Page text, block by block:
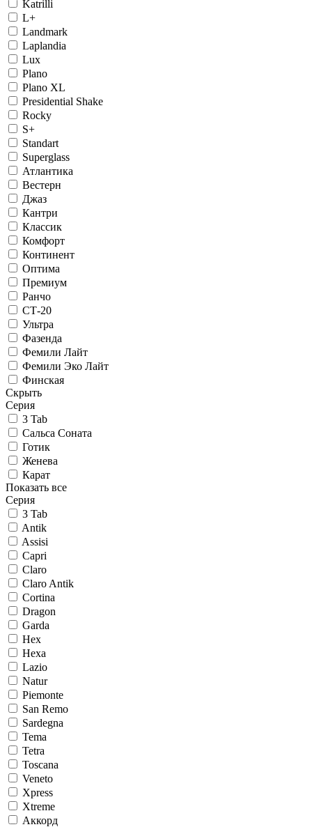
Katrilli
L+
Landmark
Laplandia
Lux
Plano
Plano XL
Presidential Shake
Rocky
S+
Standart
Superglass
Атлантика
Вестерн
Джаз
Кантри
Классик
Комфорт
Континент
Оптима
Премиум
Ранчо
СТ-20
Ультра
Фазенда
Фемили Лайт
Фемили Эко Лайт
Финская
Скрыть
Серия
3 Tab
Сальса Соната
Готик
Женева
Карат
Показать все
Серия
3 Tab
Antik
Assisi
Capri
Claro
Claro Antik
Cortina
Dragon
Garda
Hex
Hexa
Lazio
Natur
Piemonte
San Remo
Sardegna
Tema
Tetra
Toscana
Veneto
Xpress
Xtreme
Аккорд